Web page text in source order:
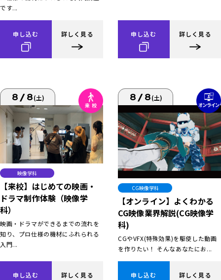
です...
申し込む 詳しく見る 申し込む 詳しく見る
8/8(土)
映像学科
【来校】はじめての映画・
ドラマ制作体験（映像学
科）
映画・ドラマができるまでの流れを
知り、プロ仕様の機材にふれられる
入門...
申し込む 詳しく見る
8/8(土)
CG映像学科
【オンライン】よくわかる
CG映像業界解説(CG映像学
科)
CGやVFX(特殊効果)を駆使した動画
を作りたい！ そんなあなたにお...
申し込む 詳しく見る